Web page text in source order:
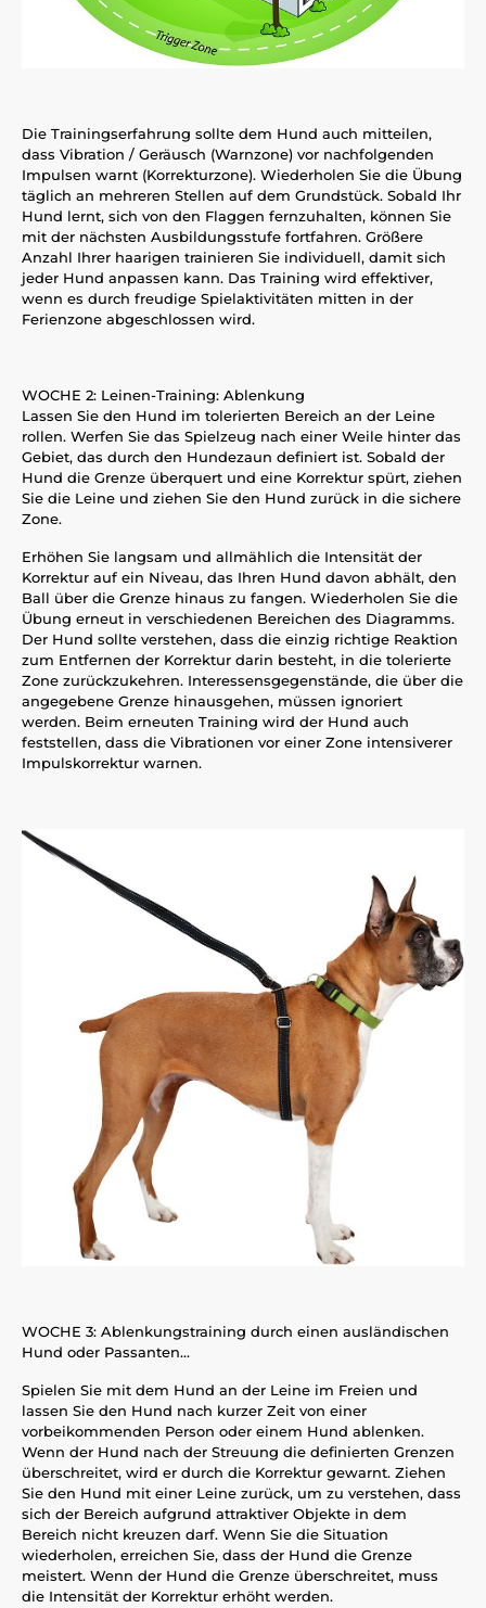
Die Trainingserfahrung sollte dem Hund auch mitteilen,
dass Vibration / Geräusch (Warnzone) vor nachfolgenden
Impulsen warnt (Korrekturzone). Wiederholen Sie die Übung
täglich an mehreren Stellen auf dem Grundstück. Sobald Ihr
Hund lernt, sich von den Flaggen fernzuhalten, können Sie
mit der nächsten Ausbildungsstufe fortfahren. Größere
Anzahl Ihrer haarigen trainieren Sie individuell, damit sich
jeder Hund anpassen kann. Das Training wird effektiver,
wenn es durch freudige Spielaktivitäten mitten in der
Ferienzone abgeschlossen wird.
WOCHE 2: Leinen-Training: Ablenkung
Lassen Sie den Hund im tolerierten Bereich an der Leine
rollen. Werfen Sie das Spielzeug nach einer Weile hinter das
Gebiet, das durch den Hundezaun definiert ist. Sobald der
Hund die Grenze überquert und eine Korrektur spürt, ziehen
Sie die Leine und ziehen Sie den Hund zurück in die sichere
Zone.
Erhöhen Sie langsam und allmählich die Intensität der
Korrektur auf ein Niveau, das Ihren Hund davon abhält, den
Ball über die Grenze hinaus zu fangen. Wiederholen Sie die
Übung erneut in verschiedenen Bereichen des Diagramms.
Der Hund sollte verstehen, dass die einzig richtige Reaktion
zum Entfernen der Korrektur darin besteht, in die tolerierte
Zone zurückzukehren. Interessensgegenstände, die über die
angegebene Grenze hinausgehen, müssen ignoriert
werden. Beim erneuten Training wird der Hund auch
feststellen, dass die Vibrationen vor einer Zone intensiverer
Impulskorrektur warnen.
WOCHE 3: Ablenkungstraining durch einen ausländischen
Hund oder Passanten…
Spielen Sie mit dem Hund an der Leine im Freien und
lassen Sie den Hund nach kurzer Zeit von einer
vorbeikommenden Person oder einem Hund ablenken.
Wenn der Hund nach der Streuung die definierten Grenzen
überschreitet, wird er durch die Korrektur gewarnt. Ziehen
Sie den Hund mit einer Leine zurück, um zu verstehen, dass
sich der Bereich aufgrund attraktiver Objekte in dem
Bereich nicht kreuzen darf. Wenn Sie die Situation
wiederholen, erreichen Sie, dass der Hund die Grenze
meistert. Wenn der Hund die Grenze überschreitet, muss
die Intensität der Korrektur erhöht werden.